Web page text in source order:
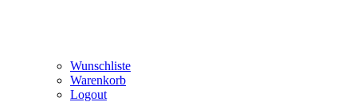
Wunschliste
Warenkorb
Logout